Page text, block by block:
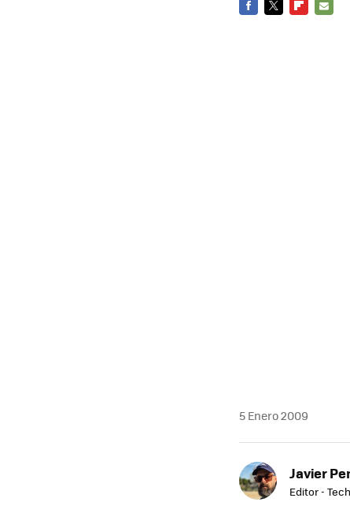
5 Enero 2009
Javier
Editor - Tech